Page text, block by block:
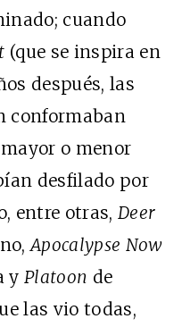
cuando
(que se inspira en
después, las
conformaban
o menor
desfilado por
entre otras, Deer
Apocalypse Now
y Platoon de
las vio todas,